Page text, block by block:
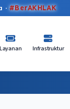
·#BerAKHLAK
Layanan Infrastruktur